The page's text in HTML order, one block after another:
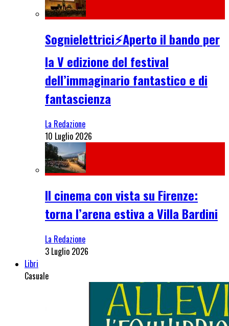
Sognielettrici⚡Aperto il bando per
la V edizione del festival
dell’immaginario fantastico e di
fantascienza
La Redazione
10 Luglio 2026
Il cinema con vista su Firenze:
torna l’arena estiva a Villa Bardini
La Redazione
3 Luglio 2026
Libri
Casuale